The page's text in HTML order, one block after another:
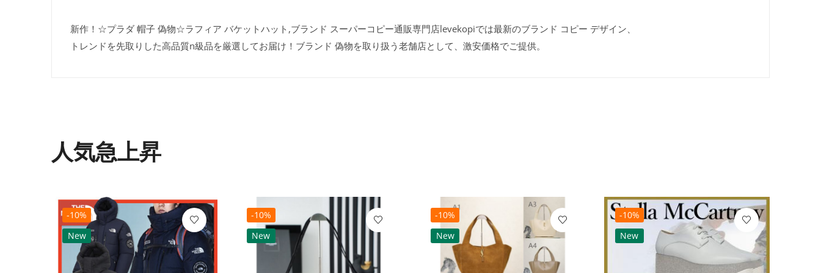
新作！☆プラダ 帽子 偽物☆ラフィア バケットハット,ブランド スーパーコピー通販専門店levekopiでは最新のブランド コピー デザイン、
トレンドを先取りした高品質n級品を厳選してお届け！ブランド 偽物を取り扱う老舗店として、激安価格でご提供。
人気急上昇
-10%
New
-10%
New
-10%
New
-10%
New